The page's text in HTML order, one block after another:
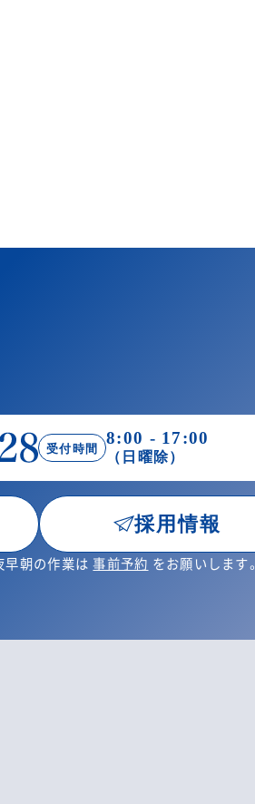
受付時間
8:00 - 17:00
（日曜除）
採用情報
早朝の作業は事前予約 をお願いします。